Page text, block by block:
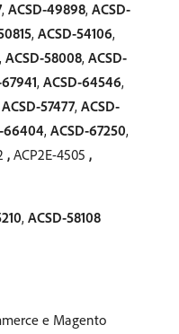
, ACSD-49898, ACSD-
, ACSD-54106,
, ACSD-58008, ACSD-
, ACSD-64546,
ACSD-57477, ACSD-
66404, ACSD-67250,
, ACP2E-4505 ,
, ACSD-58108
e Magento